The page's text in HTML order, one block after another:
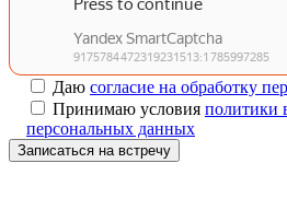
Даю согласие на обработку
Принимаю условия политики
персональных данных
Записаться на встречу